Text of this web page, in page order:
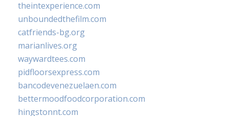
theintexperience.com
unboundedthefilm.com
catfriends-bg.org
marianlives.org
waywardtees.com
pidfloorsexpress.com
bancodevenezuelaen.com
bettermoodfoodcorporation.com
hingstonnt.com